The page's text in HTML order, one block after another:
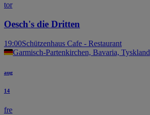
tor
Oesch's die Dritten
19:00Schützenhaus Cafe - Restaurant
Garmisch-Partenkirchen, Bavaria, Tyskland
aug
14
fre